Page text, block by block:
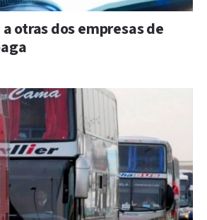
otras dos empresas de